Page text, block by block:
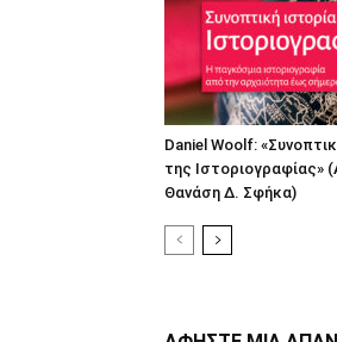
Daniel Woolf:
της Ιστοριογραφίας»
Θανάση Δ. Σφήκα)